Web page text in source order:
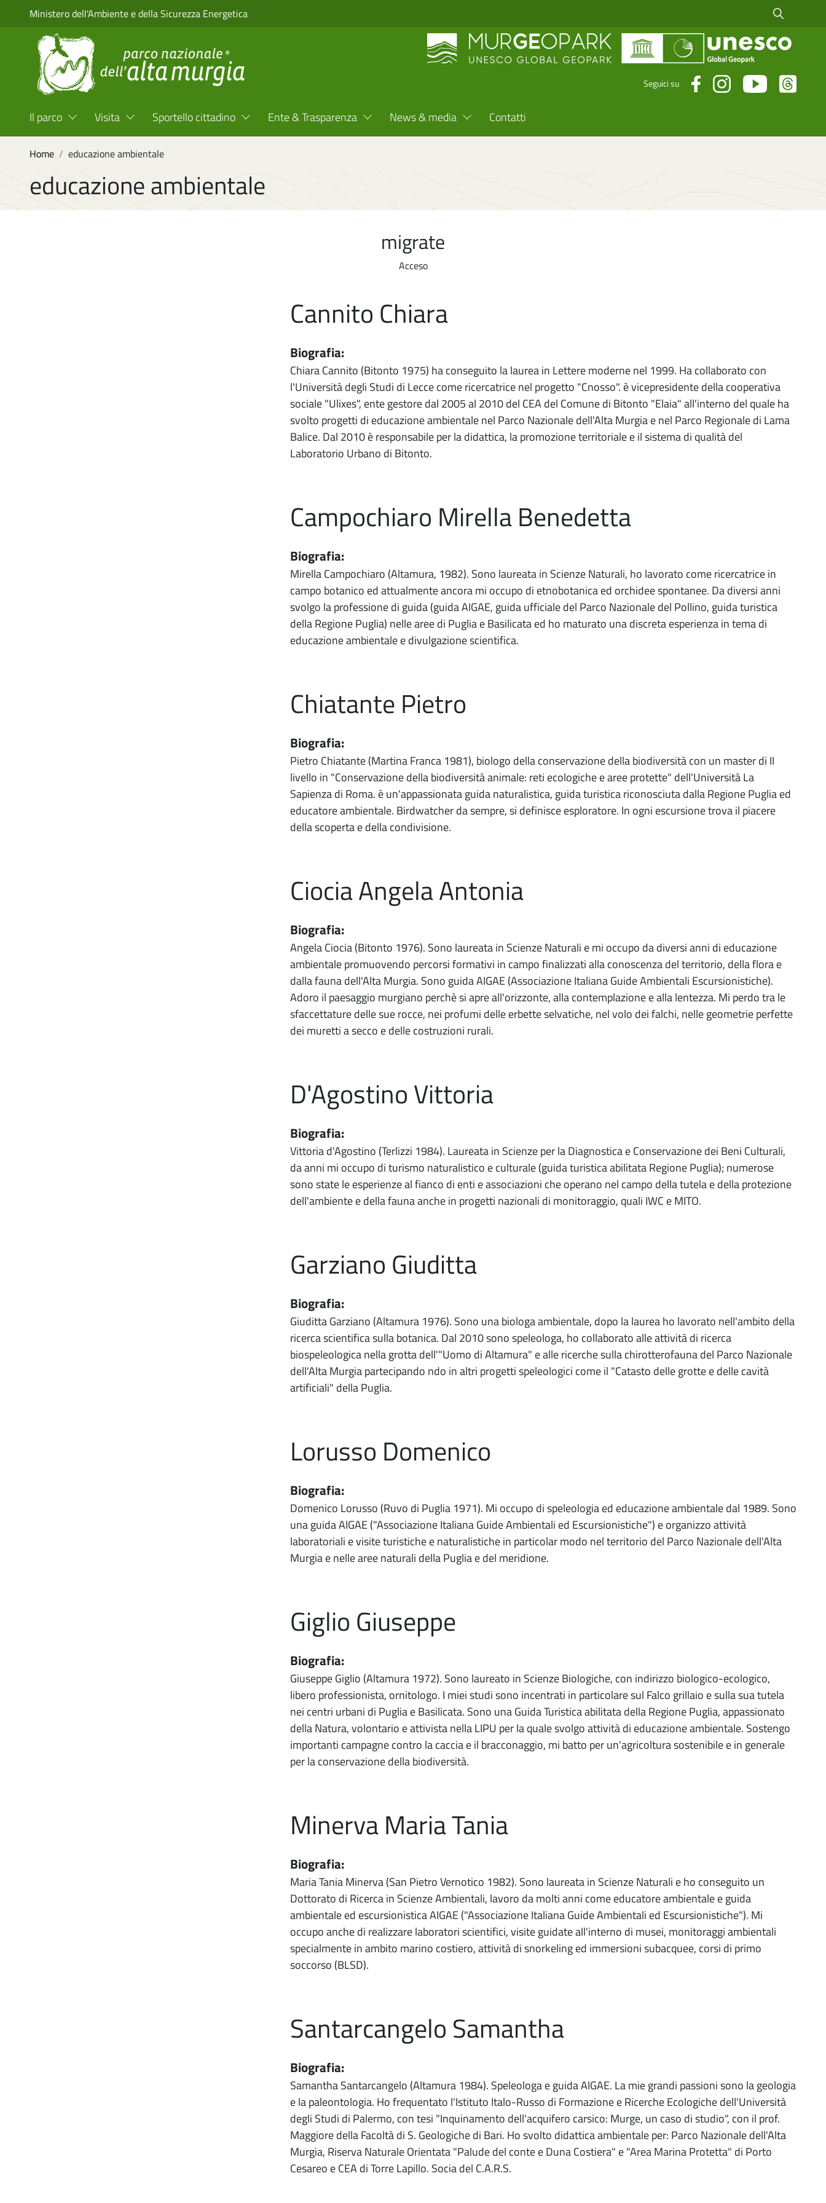
Salta al contenuto principale
Ministero dell'Ambiente e della Sicurezza Energetica Cerca fra i
Seguici su
Menu Top Header
Il parco Visita Sportello cittadino Ente & Trasparenza News & media Contatti
Home educazione ambientale
educazione ambientale
migrate
Acceso
Cannito Chiara
Biografia:
Chiara Cannito (Bitonto 1975) ha conseguito la laurea in Lettere moderne nel 1999. Ha collaborato con
l'Università degli Studi di Lecce come ricercatrice nel progetto "Cnosso". è vicepresidente della cooperativa
sociale "Ulixes", ente gestore dal 2005 al 2010 del CEA del Comune di Bitonto "Elaia" all'interno del quale ha
svolto progetti di educazione ambientale nel Parco Nazionale dell'Alta Murgia e nel Parco Regionale di Lama
Balice. Dal 2010 è responsabile per la didattica, la promozione territoriale e il sistema di qualità del
Laboratorio Urbano di Bitonto.
Campochiaro Mirella Benedetta
Biografia:
Mirella Campochiaro (Altamura, 1982). Sono laureata in Scienze Naturali, ho lavorato come ricercatrice in
campo botanico ed attualmente ancora mi occupo di etnobotanica ed orchidee spontanee. Da diversi anni
svolgo la professione di guida (guida AIGAE, guida ufficiale del Parco Nazionale del Pollino, guida turistica
della Regione Puglia) nelle aree di Puglia e Basilicata ed ho maturato una discreta esperienza in tema di
educazione ambientale e divulgazione scientifica.
Chiatante Pietro
Biografia:
Pietro Chiatante (Martina Franca 1981), biologo della conservazione della biodiversità con un master di II
livello in "Conservazione della biodiversità animale: reti ecologiche e aree protette" dell'Università La
Sapienza di Roma. è un'appassionata guida naturalistica, guida turistica riconosciuta dalla Regione Puglia ed
educatore ambientale. Birdwatcher da sempre, si definisce esploratore. In ogni escursione trova il piacere
della scoperta e della condivisione.
Ciocia Angela Antonia
Biografia:
Angela Ciocia (Bitonto 1976). Sono laureata in Scienze Naturali e mi occupo da diversi anni di educazione
ambientale promuovendo percorsi formativi in campo finalizzati alla conoscenza del territorio, della flora e
dalla fauna dell'Alta Murgia. Sono guida AIGAE (Associazione Italiana Guide Ambientali Escursionistiche).
Adoro il paesaggio murgiano perchè si apre all'orizzonte, alla contemplazione e alla lentezza. Mi perdo tra le
sfaccettature delle sue rocce, nei profumi delle erbette selvatiche, nel volo dei falchi, nelle geometrie perfette
dei muretti a secco e delle costruzioni rurali.
D'Agostino Vittoria
Biografia:
Vittoria d'Agostino (Terlizzi 1984). Laureata in Scienze per la Diagnostica e Conservazione dei Beni Culturali,
da anni mi occupo di turismo naturalistico e culturale (guida turistica abilitata Regione Puglia); numerose
sono state le esperienze al fianco di enti e associazioni che operano nel campo della tutela e della protezione
dell'ambiente e della fauna anche in progetti nazionali di monitoraggio, quali IWC e MITO.
Garziano Giuditta
Biografia:
Giuditta Garziano (Altamura 1976). Sono una biologa ambientale, dopo la laurea ho lavorato nell'ambito della
ricerca scientifica sulla botanica. Dal 2010 sono speleologa, ho collaborato alle attività di ricerca
biospeleologica nella grotta dell'"Uomo di Altamura" e alle ricerche sulla chirotterofauna del Parco Nazionale
dell'Alta Murgia partecipando ndo in altri progetti speleologici come il "Catasto delle grotte e delle cavità
artificiali" della Puglia.
Lorusso Domenico
Biografia:
Domenico Lorusso (Ruvo di Puglia 1971). Mi occupo di speleologia ed educazione ambientale dal 1989. Sono
una guida AIGAE ("Associazione Italiana Guide Ambientali ed Escursionistiche") e organizzo attività
laboratoriali e visite turistiche e naturalistiche in particolar modo nel territorio del Parco Nazionale dell'Alta
Murgia e nelle aree naturali della Puglia e del meridione.
Giglio Giuseppe
Biografia:
Giuseppe Giglio (Altamura 1972). Sono laureato in Scienze Biologiche, con indirizzo biologico-ecologico,
libero professionista, ornitologo. I miei studi sono incentrati in particolare sul Falco grillaio e sulla sua tutela
nei centri urbani di Puglia e Basilicata. Sono una Guida Turistica abilitata della Regione Puglia, appassionato
della Natura, volontario e attivista nella LIPU per la quale svolgo attività di educazione ambientale. Sostengo
importanti campagne contro la caccia e il bracconaggio, mi batto per un'agricoltura sostenibile e in generale
per la conservazione della biodiversità.
Minerva Maria Tania
Biografia:
Maria Tania Minerva (San Pietro Vernotico 1982). Sono laureata in Scienze Naturali e ho conseguito un
Dottorato di Ricerca in Scienze Ambientali, lavoro da molti anni come educatore ambientale e guida
ambientale ed escursionistica AIGAE ("Associazione Italiana Guide Ambientali ed Escursionistiche"). Mi
occupo anche di realizzare laboratori scientifici, visite guidate all'interno di musei, monitoraggi ambientali
specialmente in ambito marino costiero, attività di snorkeling ed immersioni subacquee, corsi di primo
soccorso (BLSD).
Santarcangelo Samantha
Biografia:
Samantha Santarcangelo (Altamura 1984). Speleologa e guida AIGAE. La mie grandi passioni sono la geologia
e la paleontologia. Ho frequentato l'Istituto Italo-Russo di Formazione e Ricerche Ecologiche dell'Università
degli Studi di Palermo, con tesi "Inquinamento dell'acquifero carsico: Murge, un caso di studio", con il prof.
Maggiore della Facoltà di S. Geologiche di Bari. Ho svolto didattica ambientale per: Parco Nazionale dell'Alta
Murgia, Riserva Naturale Orientata "Palude del conte e Duna Costiera" e "Area Marina Protetta" di Porto
Cesareo e CEA di Torre Lapillo. Socia del C.A.R.S.